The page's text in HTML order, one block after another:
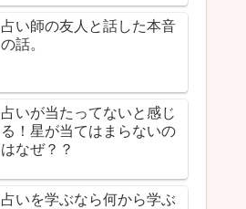
占い師の友人と話した本音
の話。
占いが当たってないと感じ
る！星が当てはまらないの
はなぜ？？
占いを学ぶなら何から学ぶ